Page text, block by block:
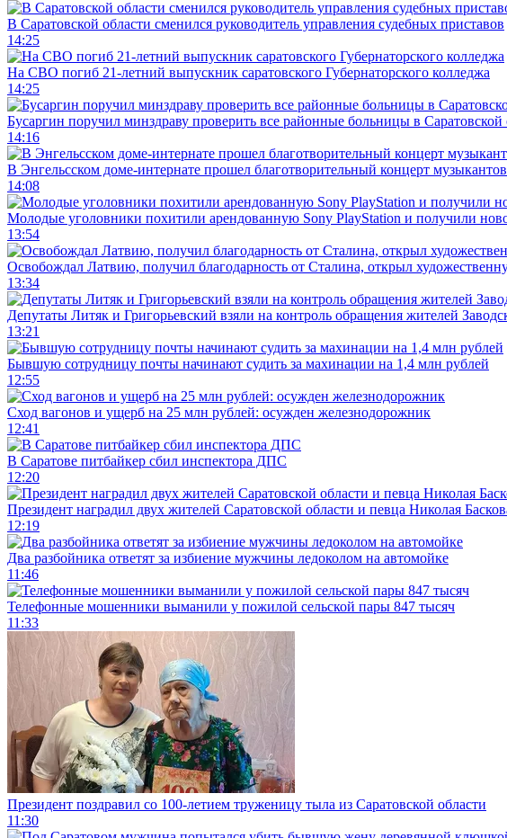
В Саратовской области сменился руководитель управления судебных приставов
14:25
На СВО погиб 21-летний выпускник саратовского Губернаторского колледжа
14:25
Бусаргин поручил минздраву проверить все районные больницы в Саратовской
14:16
В Энгельсском доме-интернате прошел благотворительный концерт
14:08
Молодые уголовники похитили арендованную Sony PlayStation и получили
13:54
Освобождал Латвию, получил благодарность от Сталина, открыл
13:34
Депутаты Литяк и Григорьевский взяли на контроль обращения жителей
13:21
Бывшую сотрудницу почты начинают судить за махинации на 1,4 млн рублей
12:55
Сход вагонов и ущерб на 25 млн рублей: осужден железнодорожник
12:41
В Саратове питбайкер сбил инспектора ДПС
12:20
Президент наградил двух жителей Саратовской области и певца Николая
12:19
Два разбойника ответят за избиение мужчины ледоколом на автомойке
11:46
Телефонные мошенники выманили у пожилой сельской пары 847 тысяч
11:33
Президент поздравил со 100-летием труженицу тыла из Саратовской области
11:30